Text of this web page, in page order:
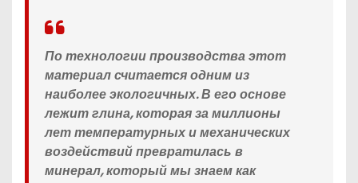
По технологии производства этот
материал считается одним из
наиболее экологичных. В его основе
лежит глина, которая за миллионы
лет температурных и механических
воздействий превратилась в
минерал, который мы знаем как